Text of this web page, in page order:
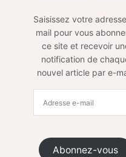
Saisissez votre
mail pour vous
ce site et recevoir
notification de
nouvel article par e-
Abonnez-vous